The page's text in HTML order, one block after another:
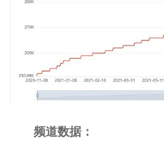
频道数据：